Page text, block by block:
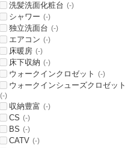
洗髪洗面化粧台 (-)
シャワー (-)
独立洗面台 (-)
エアコン (-)
床暖房 (-)
床下収納 (-)
ウォークインクロゼット (-)
ウォークインシューズクロゼット
(-)
収納豊富 (-)
CS (-)
BS (-)
CATV (-)